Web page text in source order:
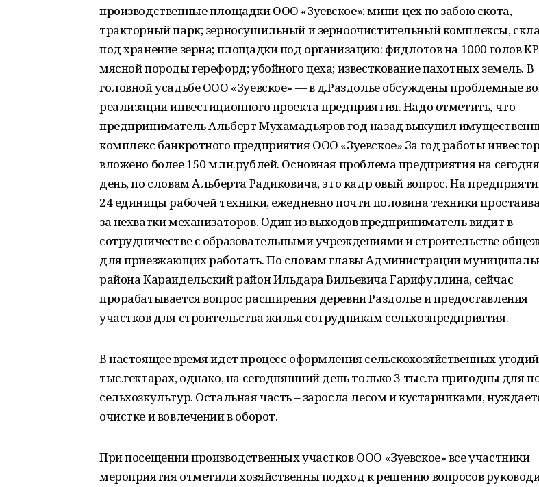
производственные площадки ООО «Зуевское»: мини-цех по забою скота,
тракторный парк; зерносушильный и зерноочистительный комплексы,
под хранение зерна; площадки под организацию: фидлотов на 1000 голов
мясной породы герефорд; убойного цеха; известкование пахотных земель. В
головной усадьбе ООО «Зуевское» — в д.Раздолье обсуждены проблемные
реализации инвестиционного проекта предприятия. Надо отметить, что
предприниматель Альберт Мухамадьяров год назад выкупил
комплекс банкротного предприятия ООО «Зуевское» За год работы
вложено более 150 млн.рублей. Основная проблема предприятия на
день, по словам Альберта Радиковича, это кадр овый вопрос. На
24 единицы рабочей техники, ежедневно почти половина техники
за нехватки механизаторов. Один из выходов предприниматель видит в
сотрудничестве с образовательными учреждениями и строительстве
для приезжающих работать. По словам главы Администрации
района Караидельский район Ильдара Вильевича Гарифуллина, сейчас
прорабатывается вопрос расширения деревни Раздолье и предоставления
участков для строительства жилья сотрудникам сельхозпредприятия.
В настоящее время идет процесс оформления сельскохозяйственных
тыс.гектарах, однако, на сегодняшний день только 3 тыс.га пригодны для
сельхозкультур. Остальная часть – заросла лесом и кустарниками,
очистке и вовлечении в оборот.
При посещении производственных участков ООО «Зуевское» все участники
мероприятия отметили хозяйственны подход к решению вопросов